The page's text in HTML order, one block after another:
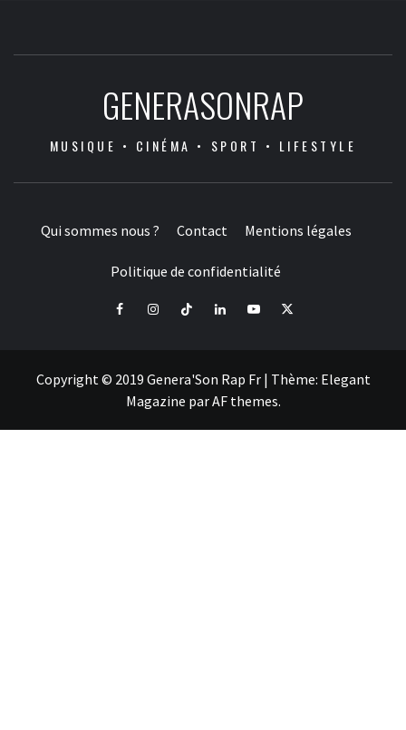
GENERASONRAP
MUSIQUE • CINÉMA • SPORT • LIFESTYLE
Qui sommes nous ? Contact Mentions légales
Politique de confidentialité
FacebookInstagramTiktok LinkedInYoutube
X
Copyright © 2019 Genera'Son Rap Fr | Thème: Elegant
Magazine parAF themes.